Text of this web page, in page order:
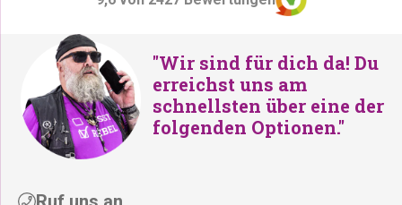
"Wir sind für dich da! Du
erreichst uns am
schnellsten über eine der
folgenden Optionen."